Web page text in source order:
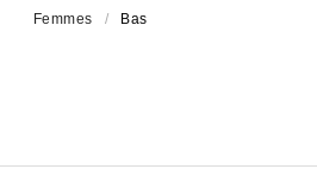
Femmes Bas